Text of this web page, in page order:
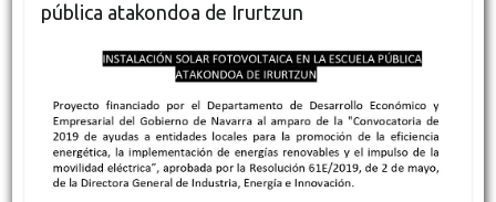
pública atakondoa de Irurtzun